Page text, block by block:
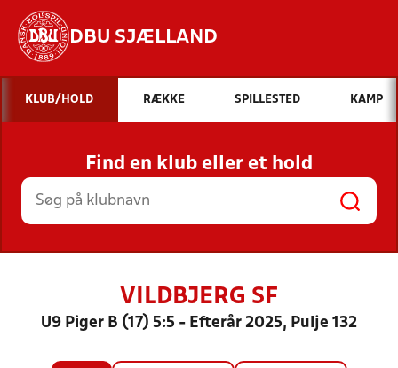
DBU SJÆLLAND
Hvad vil du søge efter?
INDHOLD OG NYHEDER
STILLINGER, RESULTATER, KLUBBER OG
HOLD
KLUB/HOLD RÆKKE SPILLESTED KAMP
Find en klub eller et hold
VILDBJERG SF
U9 Piger B (17) 5:5 - Efterår 2025, Pulje 132